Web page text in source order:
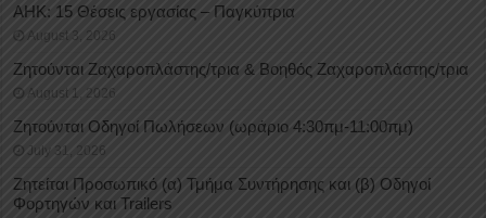
ΑΗΚ: 15 Θέσεις εργασίας – Παγκύπρια
August 3, 2026
Ζητούνται Ζαχαροπλάστης/τρια & Βοηθός Ζαχαροπλάστης/τρια
August 1, 2026
Ζητούνται Οδηγοί Πωλήσεων (ωράριο 4:30πμ-11:00πμ)
July 31, 2026
Ζητείται Προσωπικό (α) Τμήμα Συντήρησης και (β) Οδηγοί
Φορτηγών και Trailers